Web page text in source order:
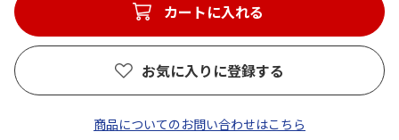
カートに入れる
お気に入りに登録する
商品についてのお問い合わせはこちら